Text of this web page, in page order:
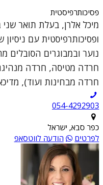
פסיכותרפיסטית
מיכל אלרן, בעלת תואר שני
נוער ובמבוגרים הסובלים
חרדה מטיסה, חרדה
חרדה מבחינות ועוד),
054-4292903
כפר סבא, ישראל
לפרטים
הודעה לווטסאפ